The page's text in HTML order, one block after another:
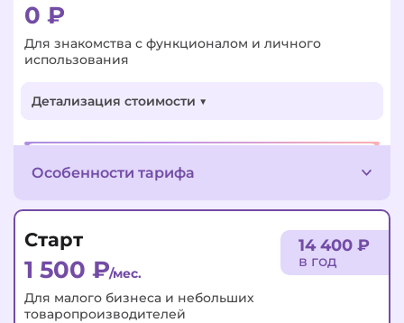
0 ₽
Для знакомства с функционалом и личного
использования
Детализация стоимости ▼
Особенности тарифа
Старт 14 400 ₽
в год
1 500 ₽/мес.
Для малого бизнеса и небольших
товаропроизводителей